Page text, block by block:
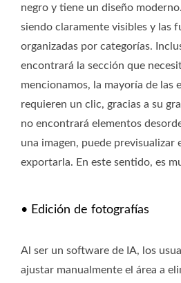
negro y tiene un diseño
siendo claramente visibles y las
organizadas por categorías.
encontrará la sección que
mencionamos, la mayoría de las
requieren un clic, gracias a su
no encontrará elementos
una imagen, puede previsualizar
exportarla. En este sentido, es
• Edición de fotografías
Al ser un software de IA, los
ajustar manualmente el área a